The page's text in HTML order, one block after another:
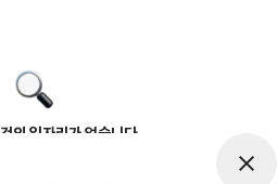
의 일자리가 없습니다